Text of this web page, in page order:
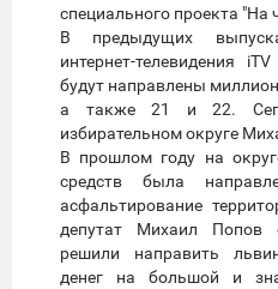
специального проекта "На
В предыдущих
интернет-телевидения
будут направлены
а также 21 и 22.
избирательном округе
В прошлом году на
средств была
асфальтирование
депутат Михаил Попов
решили направить
денег на большой и